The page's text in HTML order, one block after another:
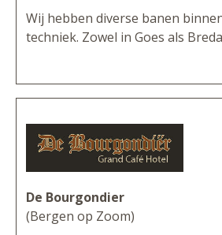
Wij hebben diverse banen
techniek. Zowel in Goes als
De Bourgondier
(Bergen op Zoom)